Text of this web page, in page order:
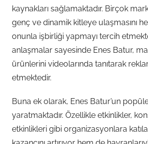
kaynakları sağlamaktadır. Birçok
genç ve dinamik kitleye ulaşmasını
onunla işbirliği yapmayı tercih
anlaşmalar sayesinde Enes Batur,
ürünlerini videolarında tanıtarak
etmektedir.
Buna ek olarak, Enes Batur’un
yaratmaktadır. Özellikle etkinlikler,
etkinlikleri gibi organizasyonlara